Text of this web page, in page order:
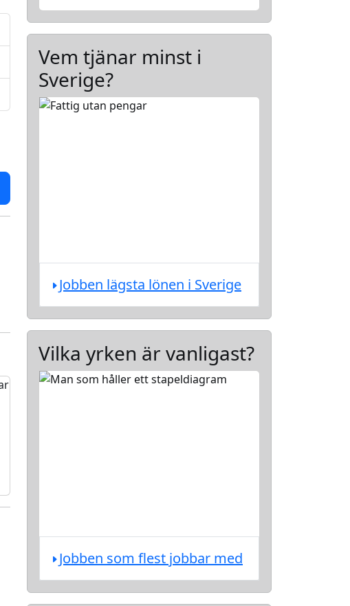
Vem tjänar minst i
Sverige?
Jobben lägsta lönen i Sverige
Vilka yrken är vanligast?
Jobben som flest jobbar med